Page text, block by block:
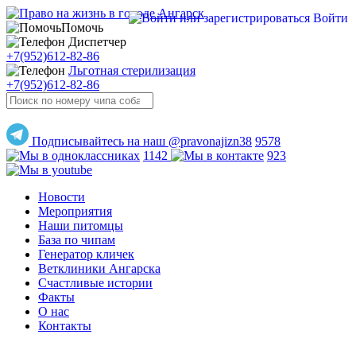
Помочь
Диспетчер
+7(952)612-82-86
Льготная стерилизация
+7(952)612-82-86
Войти
Подписывайтесь на наш @pravonajizn38 9578
1142
923
Новости
Мероприятия
Наши питомцы
База по чипам
Генератор кличек
Ветклиники Ангарска
Счастливые истории
Факты
О нас
Контакты